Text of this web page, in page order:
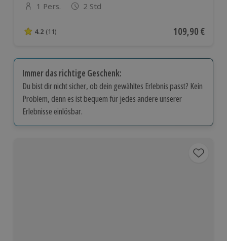
Anzahl der Teilnehmer
1 Pers. 2 Std
4.2 von 5 Sternen basierend auf 11 Bewertungen
4.2 (11) Aktueller Preis
109,90 €
Immer das richtige Geschenk:
Du bist dir nicht sicher, ob dein gewähltes Erlebnis passt? Kein
Problem, denn es ist bequem für jedes andere unserer
Erlebnisse einlösbar.